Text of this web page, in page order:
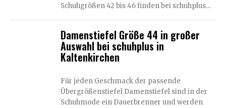
Schuhgrößen 42 bis 46 finden bei schuhplus...
Damenstiefel Größe 44 in großer
Auswahl bei schuhplus in
Kaltenkirchen
Für jeden Geschmack der passende
Übergrößenstiefel Damenstiefel sind in der
Schuhmode ein Dauerbrenner und werden